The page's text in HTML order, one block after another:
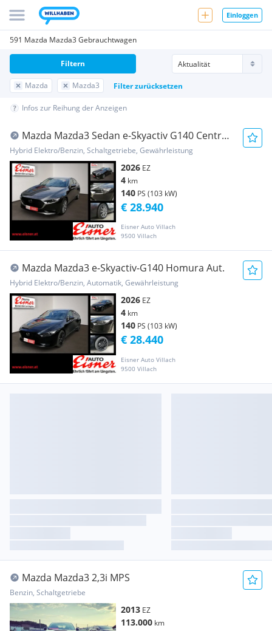
Einloggen
591 Mazda Mazda3 Gebrauchtwagen
Mazda Mazda3 Filter zurücksetzen
Filtern
Infos zur Reihung der Anzeigen
Mazda Mazda3 Sedan e-Skyactiv G140 Centre-
Line
Hybrid Elektro/Benzin, Schaltgetriebe, Gewährleistung
2026 EZ
4 km
140 PS (103 kW)
Eisner Auto Villach
9500 Villach
€ 28.940
Mazda Mazda3 e-Skyactiv-G140 Homura Aut.
Hybrid Elektro/Benzin, Automatik, Gewährleistung
2026 EZ
4 km
140 PS (103 kW)
Eisner Auto Villach
9500 Villach
€ 28.440
Mazda Mazda3 2,3i MPS
Benzin, Schaltgetriebe
2013 EZ
113.000 km